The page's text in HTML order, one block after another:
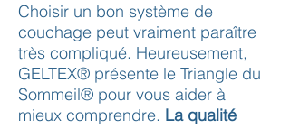
Choisir un bon système de
couchage peut vraiment paraître
très compliqué. Heureusement,
GELTEX® présente le Triangle du
Sommeil® pour vous aider à
mieux comprendre. La qualité